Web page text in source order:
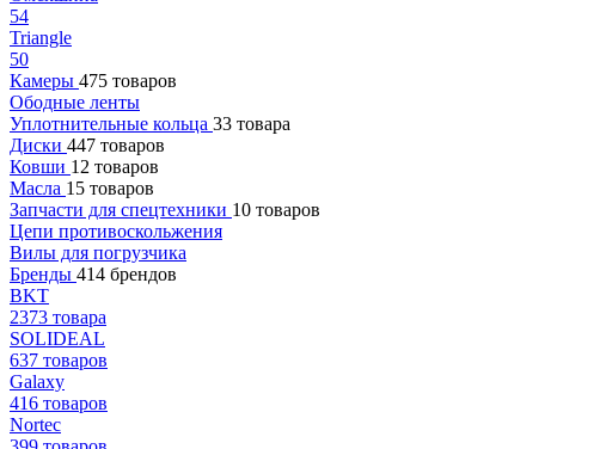
54
Triangle
50
Камеры 475 товаров
Ободные ленты
Уплотнительные кольца 33 товара
Диски 447 товаров
Ковши 12 товаров
Масла 15 товаров
Запчасти для спецтехники 10 товаров
Цепи противоскольжения
Вилы для погрузчика
Бренды 414 брендов
BKT
2373 товара
SOLIDEAL
637 товаров
Galaxy
416 товаров
Nortec